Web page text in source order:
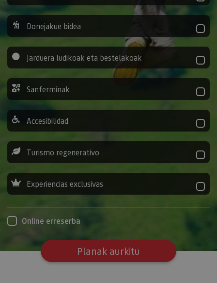
Donejakue bidea
Jarduera ludikoak eta bestelakoak
Sanferminak
Accesibilidad
Turismo regenerativo
Experiencias exclusivas
Online erreserba
Planak aurkitu